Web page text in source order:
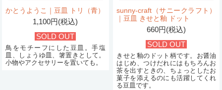
かとうようこ｜豆皿 トリ（青）
1,100円(税込)
SOLD OUT
鳥をモチーフにした豆皿。手塩
皿、しょうゆ皿、箸置きとして。
小物やアクセサリーを置いても。
sunny-craft（サニークラフト）
｜豆皿 きせと釉 ドット
660円(税込)
SOLD OUT
きせと釉のドット柄です。お醤油
はじめ、つけだれにはもちろんお
茶を出すときの、ちょっとしたお
菓子を添えるのにも活躍してくれ
る豆皿です。